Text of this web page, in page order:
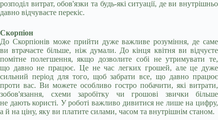
розподіл витрат, обов'язки та будь-які ситуації, де ви внутрішньо
давно відчуваєте перекіс.
Скорпіон
До Скорпіонів може прийти дуже важливе розуміння, де саме
ви втрачаєте більше, ніж думали. До кінця квітня ви відчуєте
помітне полегшення, якщо дозволите собі не утримувати те,
що давно не працює. Це не час легких грошей, але це дуже
сильний період для того, щоб забрати все, що давно працює
проти вас. Ви можете особливо гостро побачити, які витрати,
зобов'язання, схеми заробітку чи грошові звички більше
не дають користі. У роботі важливо дивитися не лише на цифру,
а й на ціну, яку ви платите силами, часом та внутрішнім станом.